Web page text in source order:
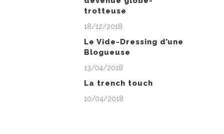
trotteuse
18/12/2018
Le Vide-Dressing d’une
Blogueuse
13/04/2018
La trench touch
10/04/2018